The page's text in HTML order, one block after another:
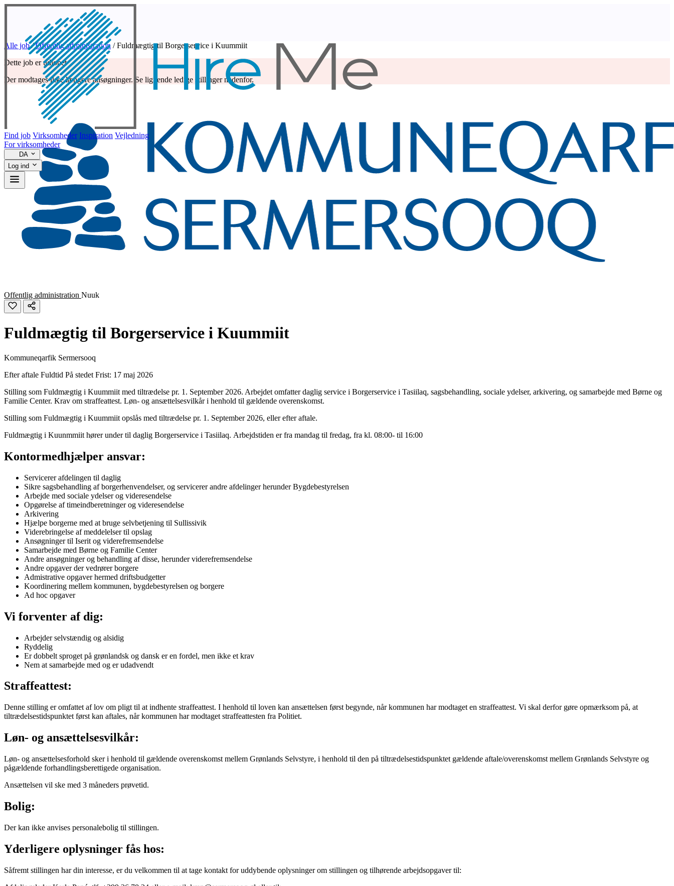
Find job Virksomheder Inspiration Vejledning
For virksomheder
DA
Log ind
Alle job / Offentlig administration / Fuldmægtig til Borgerservice i Kuummiit
Dette job er udløbet
Der modtages ikke længere ansøgninger. Se lignende ledige stillinger nedenfor.
Offentlig administration Nuuk
Fuldmægtig til Borgerservice i Kuummiit
Kommuneqarfik Sermersooq
Efter aftale Fuldtid På stedet Frist: 17 maj 2026
Stilling som Fuldmægtig i Kuummiit med tiltrædelse pr. 1. September 2026. Arbejdet omfatter daglig service i Borgerservice i Tasiilaq, sagsbehandling, sociale ydelser, arkivering, og samarbejde med Børne og
Familie Center. Krav om straffeattest. Løn- og ansættelsesvilkår i henhold til gældende overenskomst.
Stilling som Fuldmægtig i Kuummiit opslås med tiltrædelse pr. 1. September 2026, eller efter aftale.
Fuldmægtig i Kuunmmiit hører under til daglig Borgerservice i Tasiilaq. Arbejdstiden er fra mandag til fredag, fra kl. 08:00- til 16:00
Kontormedhjælper ansvar:
Servicerer afdelingen til daglig
Sikre sagsbehandling af borgerhenvendelser, og servicerer andre afdelinger herunder Bygdebestyrelsen
Arbejde med sociale ydelser og videresendelse
Opgørelse af timeindberetninger og videresendelse
Arkivering
Hjælpe borgerne med at bruge selvbetjening til Sullissivik
Viderebringelse af meddelelser til opslag
Ansøgninger til Iserit og viderefremsendelse
Samarbejde med Børne og Familie Center
Andre ansøgninger og behandling af disse, herunder viderefremsendelse
Andre opgaver der vedrører borgere
Admistrative opgaver hermed driftsbudgetter
Koordinering mellem kommunen, bygdebestyrelsen og borgere
Ad hoc opgaver
Vi forventer af dig:
Arbejder selvstændig og alsidig
Ryddelig
Er dobbelt sproget på grønlandsk og dansk er en fordel, men ikke et krav
Nem at samarbejde med og er udadvendt
Straffeattest:
Denne stilling er omfattet af lov om pligt til at indhente straffeattest. I henhold til loven kan ansættelsen først begynde, når kommunen har modtaget en straffeattest. Vi skal derfor gøre opmærksom på, at
tiltrædelsestidspunktet først kan aftales, når kommunen har modtaget straffeattesten fra Politiet.
Løn- og ansættelsesvilkår:
Løn- og ansættelsesforhold sker i henhold til gældende overenskomst mellem Grønlands Selvstyre, i henhold til den på tiltrædelsestidspunktet gældende aftale/overenskomst mellem Grønlands Selvstyre og
pågældende forhandlingsberettigede organisation.
Ansættelsen vil ske med 3 måneders prøvetid.
Bolig:
Der kan ikke anvises personalebolig til stillingen.
Yderligere oplysninger fås hos:
Såfremt stillingen har din interesse, er du velkommen til at tage kontakt for uddybende oplysninger om stillingen og tilhørende arbejdsopgaver til: